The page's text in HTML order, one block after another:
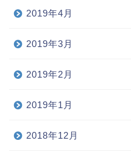
2019年4月
2019年3月
2019年2月
2019年1月
2018年12月